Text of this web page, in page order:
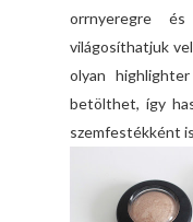
orrnyeregre
világosíthatjuk
olyan
betölthet, így
szemfestékként